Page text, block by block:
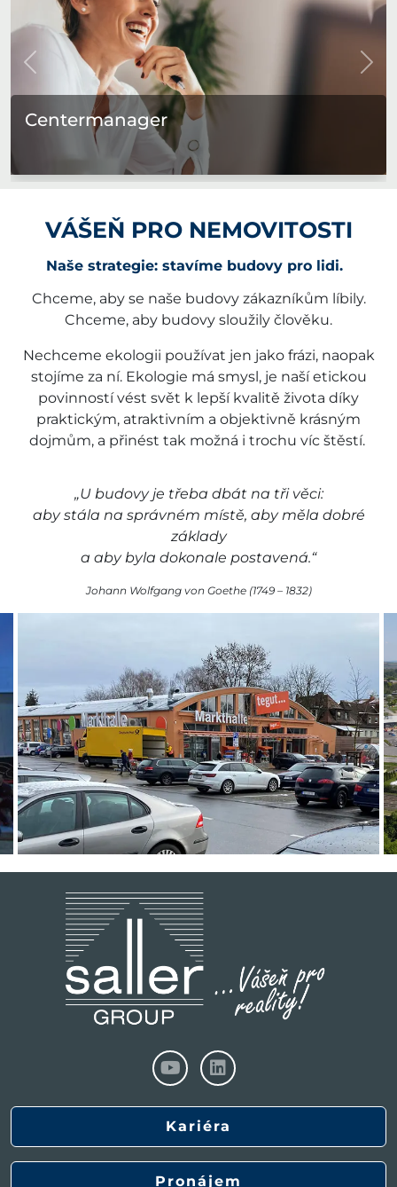
Centermanager
zurück Vor
VÁŠEŇ PRO NEMOVITOSTI
Naše strategie: stavíme budovy pro lidi.
Chceme, aby se naše budovy zákazníkům líbily.
Chceme, aby budovy sloužily člověku.
Nechceme ekologii používat jen jako frázi, naopak
stojíme za ní. Ekologie má smysl, je naší etickou
povinností vést svět k lepší kvalitě života díky
praktickým, atraktivním a objektivně krásným
dojmům, a přinést tak možná i trochu víc štěstí.
„U budovy je třeba dbát na tři věci:
aby stála na správném místě, aby měla dobré
základy
a aby byla dokonale postavená.“
Johann Wolfgang von Goethe (1749 – 1832)
Kariéra
Pronájem